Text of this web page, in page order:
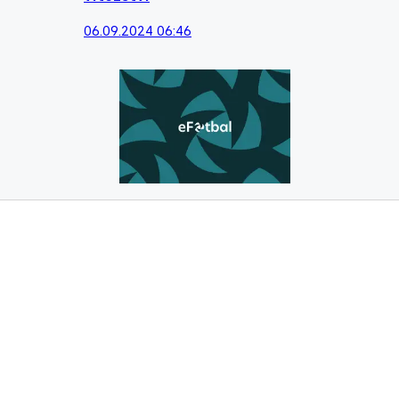
06.09.2024 06:46